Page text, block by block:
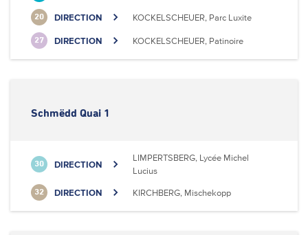
20 DIRECTION KOCKELSCHEUER, Parc Luxite
27 DIRECTION KOCKELSCHEUER, Patinoire
Schmëdd Quai 1
30 DIRECTION
LIMPERTSBERG, Lycée Michel
Lucius
32 DIRECTION KIRCHBERG, Mischekopp